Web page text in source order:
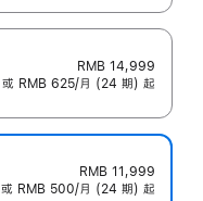
RMB 14,999
或 RMB 625/月 (24 期) 起
RMB 11,999
或 RMB 500/月 (24 期) 起